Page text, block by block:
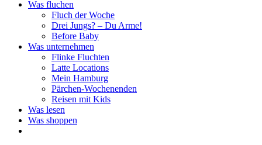
Was fluchen
Fluch der Woche
Drei Jungs? – Du Arme!
Before Baby
Was unternehmen
Flinke Fluchten
Latte Locations
Mein Hamburg
Pärchen-Wochenenden
Reisen mit Kids
Was lesen
Was shoppen